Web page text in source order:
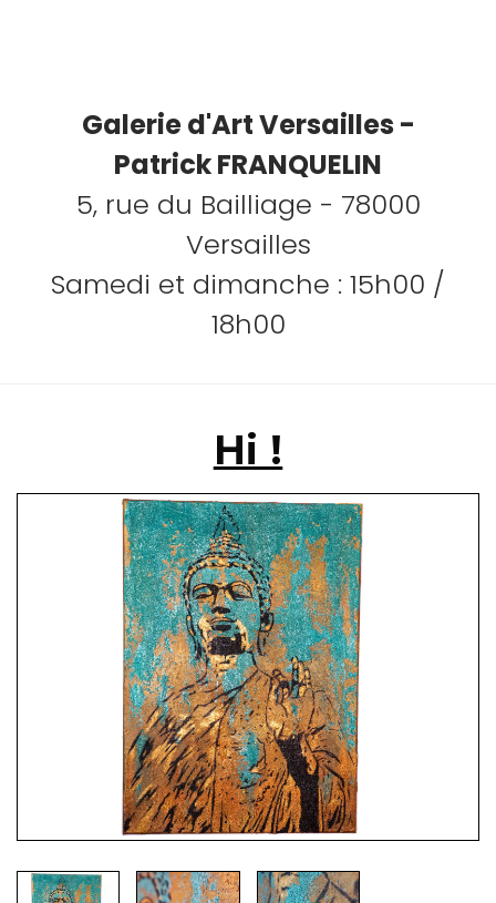
Galerie d'Art Versailles -
Patrick FRANQUELIN
5, rue du Bailliage - 78000
Versailles
Samedi et dimanche : 15h00 /
18h00
Hi !